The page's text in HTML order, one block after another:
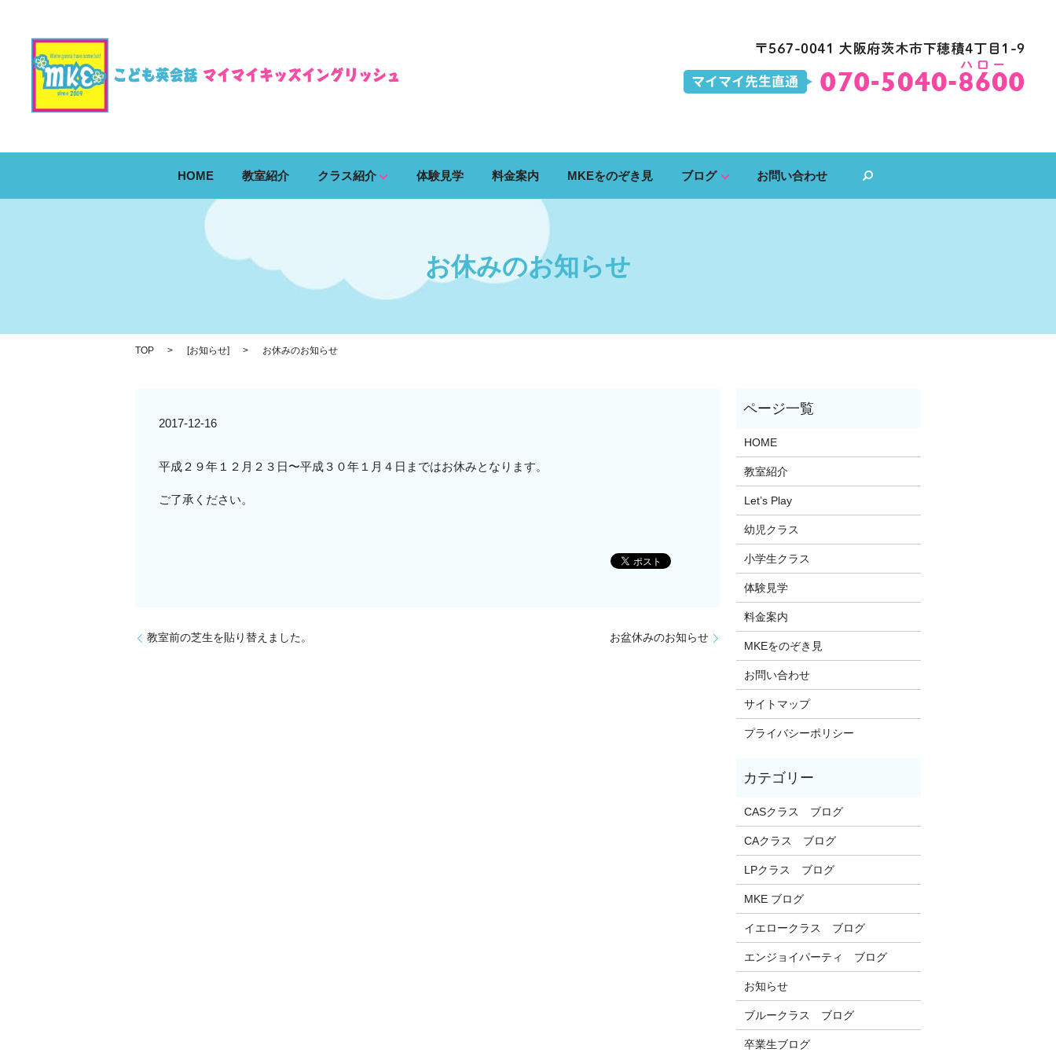
HOME 教室紹介 クラス紹介 体験見学 料金案内 MKEをのぞき見 ブログ お問い合わせ
お休みのお知らせ
TOP [お知らせ] お休みのお知らせ
2017-12-16
平成２９年１２月２３日〜平成３０年１月４日まではお休みとなります。
ご了承ください。
教室前の芝生を貼り替えました。 お盆休みのお知らせ
HOME
教室紹介
Let’s Play
幼児クラス
小学生クラス
体験見学
料金案内
MKEをのぞき見
お問い合わせ
サイトマップ
プライバシーポリシー
CASクラス ブログ
CAクラス ブログ
LPクラス ブログ
MKE ブログ
イエロークラス ブログ
エンジョイパーティ ブログ
お知らせ
ブルークラス ブログ
卒業生ブログ